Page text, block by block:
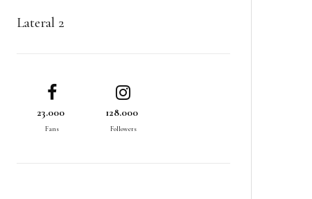
Lateral 2
23.000
Fans
128.000
Followers